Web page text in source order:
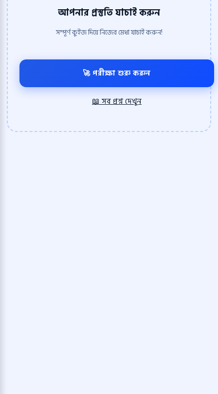
আপনার প্রস্তুতি যাচাই করুন
সম্পূর্ণ কুইজ দিয়ে নিজের মেধা যাচাই করুন!
🚀 পরীক্ষা শুরু করুন
📖 সব প্রশ্ন দেখুন